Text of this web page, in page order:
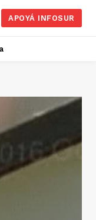
APOYÁ INFOSUR